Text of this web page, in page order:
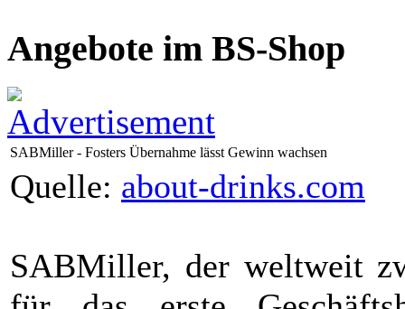
Angebote im BS-Shop
SABMiller - Fosters Übernahme lässt Gewinn wachsen
Quelle: about-drinks.com
SABMiller, der weltweit